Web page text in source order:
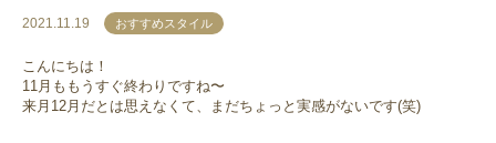
2021.11.19 おすすめスタイル
こんにちは！
11月ももうすぐ終わりですね〜
来月12月だとは思えなくて、まだちょっと実感がないです(笑)